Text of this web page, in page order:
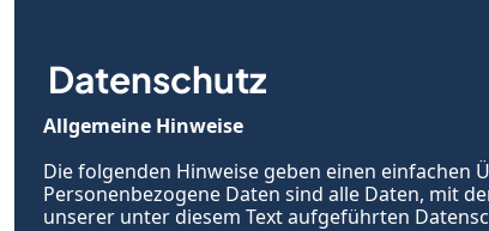
Datenschutz
Allgemeine Hinweise
Die folgenden Hinweise geben einen einfachen
Personenbezogene Daten sind alle Daten, mit
unserer unter diesem Text aufgeführten